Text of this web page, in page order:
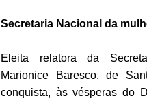
Secretaria Nacional da
Eleita relatora da
Marionice Baresco, de
conquista, às vésperas do